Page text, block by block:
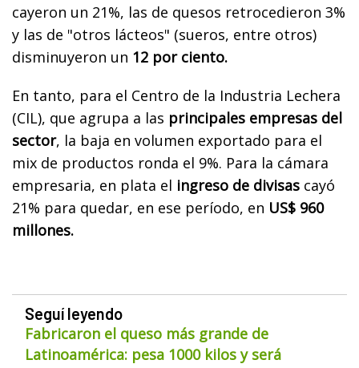
cayeron un 21%, las de quesos retrocedieron 3%
y las de "otros lácteos" (sueros, entre otros)
disminuyeron un 12 por ciento.
En tanto, para el Centro de la Industria Lechera
(CIL), que agrupa a las principales empresas del
sector, la baja en volumen exportado para el
mix de productos ronda el 9%. Para la cámara
empresaria, en plata el ingreso de divisas cayó
21% para quedar, en ese período, en US$ 960
millones.
Seguí leyendo
Fabricaron el queso más grande de
Latinoamérica: pesa 1000 kilos y será